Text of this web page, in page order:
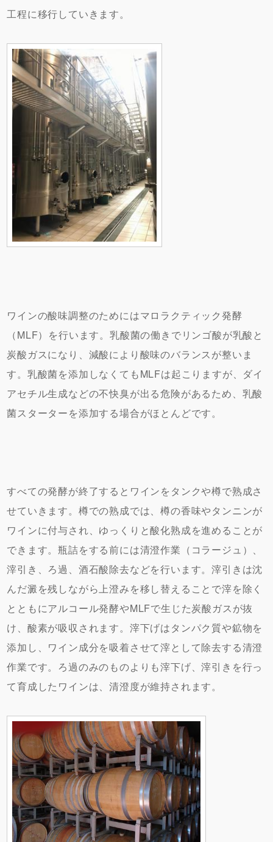
工程に移行していきます。
ワインの酸味調整のためにはマロラクティック発酵
（MLF）を行います。乳酸菌の働きでリンゴ酸が乳酸と
炭酸ガスになり、減酸により酸味のバランスが整いま
す。乳酸菌を添加しなくてもMLFは起こりますが、ダイ
アセチル生成などの不快臭が出る危険があるため、乳酸
菌スターターを添加する場合がほとんどです。
すべての発酵が終了するとワインをタンクや樽で熟成さ
せていきます。樽での熟成では、樽の香味やタンニンが
ワインに付与され、ゆっくりと酸化熟成を進めることが
できます。瓶詰をする前には清澄作業（コラージュ）、
滓引き、ろ過、酒石酸除去などを行います。滓引きは沈
んだ澱を残しながら上澄みを移し替えることで滓を除く
とともにアルコール発酵やMLFで生じた炭酸ガスが抜
け、酸素が吸収されます。滓下げはタンパク質や鉱物を
添加し、ワイン成分を吸着させて滓として除去する清澄
作業です。ろ過のみのものよりも滓下げ、滓引きを行っ
て育成したワインは、清澄度が維持されます。